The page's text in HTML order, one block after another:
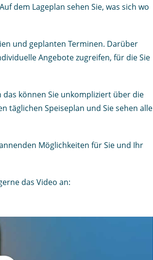
dem Lageplan sehen Sie, was sich wo
und geplanten Terminen. Darüber
Angebote zugreifen, für die Sie
können Sie unkompliziert über die
täglichen Speiseplan und Sie sehen alle
Möglichkeiten für Sie und Ihr
das Video an: